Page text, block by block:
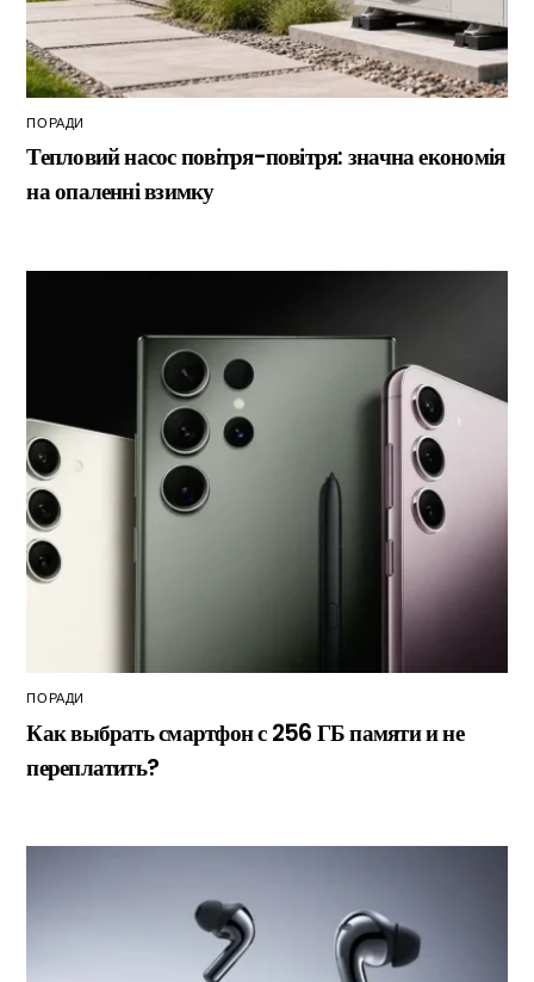
ПОРАДИ
Тепловий насос повітря-повітря: значна економія
на опаленні взимку
ПОРАДИ
Как выбрать смартфон с 256 ГБ памяти и не
переплатить?